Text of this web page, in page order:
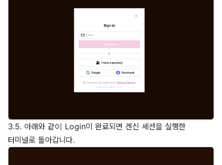
3.5. 아래와 같이 Login이 완료되면 겐신 세션을 실행한
터미널로 돌아갑니다.